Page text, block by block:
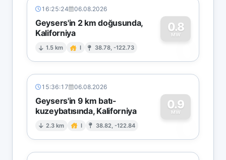
16:25:24 06.08.2026
Geysers'in 2 km doğusunda,
Kaliforniya
1.5 km I 38.78, -122.73
0.8
MW
0
15:36:17 06.08.2026
Geysers'in 9 km batı-
kuzeybatısında, Kaliforniya
2.3 km I 38.82, -122.84
0.9
MW
0